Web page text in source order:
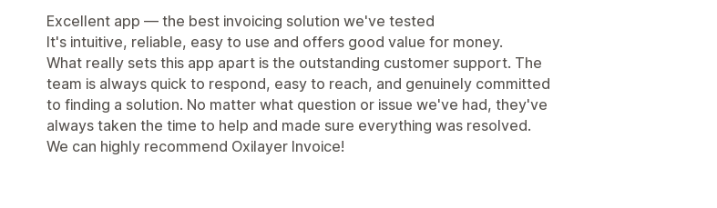
Excellent app — the best invoicing solution we've tested
It's intuitive, reliable, easy to use and offers good value for money.
What really sets this app apart is the outstanding customer support. The
team is always quick to respond, easy to reach, and genuinely committed
to finding a solution. No matter what question or issue we've had, they've
always taken the time to help and made sure everything was resolved.
We can highly recommend Oxilayer Invoice!